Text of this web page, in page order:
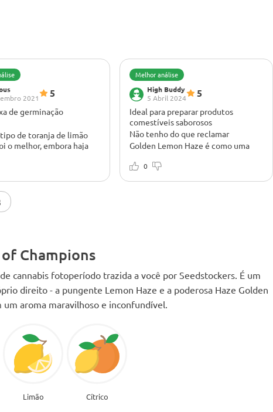
2021
5
de germinação
de toranja de limão
o melhor, embora haja
de limão e haxixe de
Melhor análise
High Buddy
5 Abril 2024
5
Ideal para preparar produtos
comestíveis saborosos
Não tenho do que reclamar
Golden Lemon Haze é como uma
aroma atinge você com um toque
para quem aprecia um aroma e sabor
fortes. Seu perfil rico em terpeno
também o torna ideal para fazer
comestíveis caseiros muito
0
Champions
cannabis fotoperíodo trazida a você por Seedstockers. É um
direito - a pungente Lemon Haze e a poderosa Haze Golden
aroma maravilhoso e inconfundível.
Limão Cítrico